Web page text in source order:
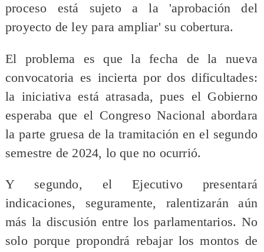
proceso está sujeto a la 'aprobación del
proyecto de ley para ampliar' su cobertura.
El problema es que la fecha de la nueva
convocatoria es incierta por dos dificultades:
la iniciativa está atrasada, pues el Gobierno
esperaba que el Congreso Nacional abordara
la parte gruesa de la tramitación en el segundo
semestre de 2024, lo que no ocurrió.
Y segundo, el Ejecutivo presentará
indicaciones, seguramente, ralentizarán aún
más la discusión entre los parlamentarios. No
solo porque propondrá rebajar los montos de